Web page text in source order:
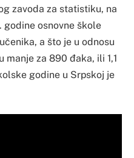
zavoda za statistiku, na
osnovne škole
a što je u odnosu
za 890 đaka, ili 1,1
godine u Srpskoj je